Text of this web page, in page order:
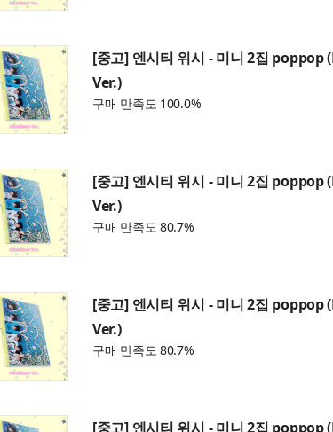
[중고] 엔시티 위시 - 미니 2집
Ver.)
구매 만족도 100.0%
[중고] 엔시티 위시 - 미니 2집
Ver.)
구매 만족도 80.7%
[중고] 엔시티 위시 - 미니 2집
Ver.)
구매 만족도 80.7%
[중고] 엔시티 위시 - 미니 2집